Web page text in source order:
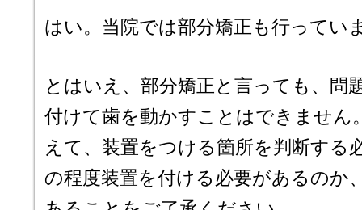
はい。当院では部分矯正も行ってい
とはいえ、部分矯正と言っても、問
付けて歯を動かすことはできません
えて、装置をつける箇所を判断する
の程度装置を付ける必要があるのか